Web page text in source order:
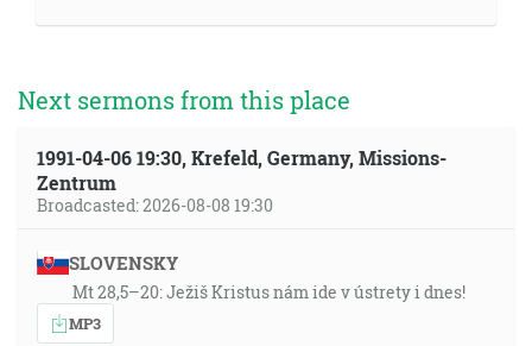
Next sermons from this place
1991-04-06 19:30, Krefeld, Germany, Missions-
Zentrum
Broadcasted: 2026-08-08 19:30
SLOVENSKY
Mt 28,5–20: Ježiš Kristus nám ide v ústrety i dnes!
MP3